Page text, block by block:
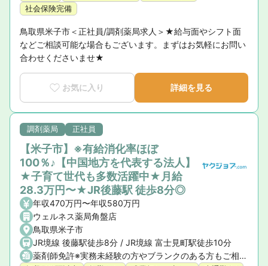
社会保険完備
鳥取県米子市＜正社員/調剤薬局求人＞★給与面やシフト面
などご相談可能な場合もございます。まずはお気軽にお問い
合わせくださいませ★
お気に入り 詳細を見る
調剤薬局 正社員
【米子市】※有給消化率ほぼ
100％♪【中国地方を代表する法人】
★子育て世代も多数活躍中★月給
28.3万円〜★JR後藤駅 徒歩8分◎
年収470万円〜年収580万円
ウェルネス薬局角盤店
鳥取県米子市
JR境線 後藤駅徒歩8分 / JR境線 富士見町駅徒歩10分
薬剤師免許※実務未経験の方やブランクのある方もご相談ください。